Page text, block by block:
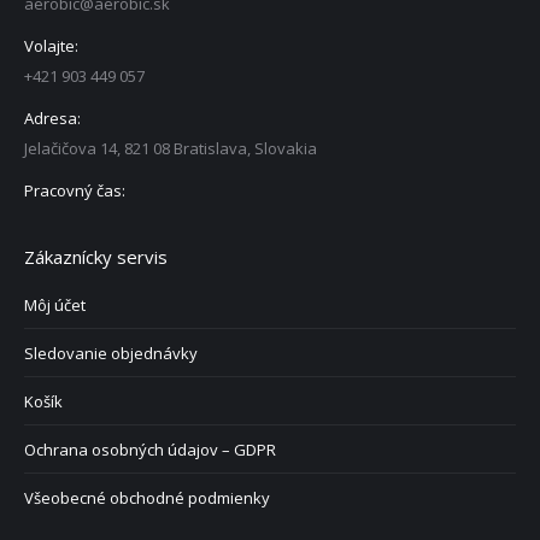
Volajte:
+421 903 449 057
Adresa:
Jelačičova 14, 821 08 Bratislava, Slovakia
Pracovný čas:
Zákaznícky servis
Môj účet
Sledovanie objednávky
Košík
Ochrana osobných údajov – GDPR
Všeobecné obchodné podmienky